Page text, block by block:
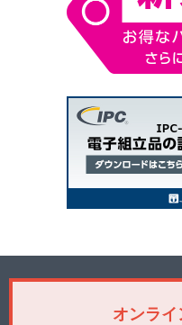
オンラ